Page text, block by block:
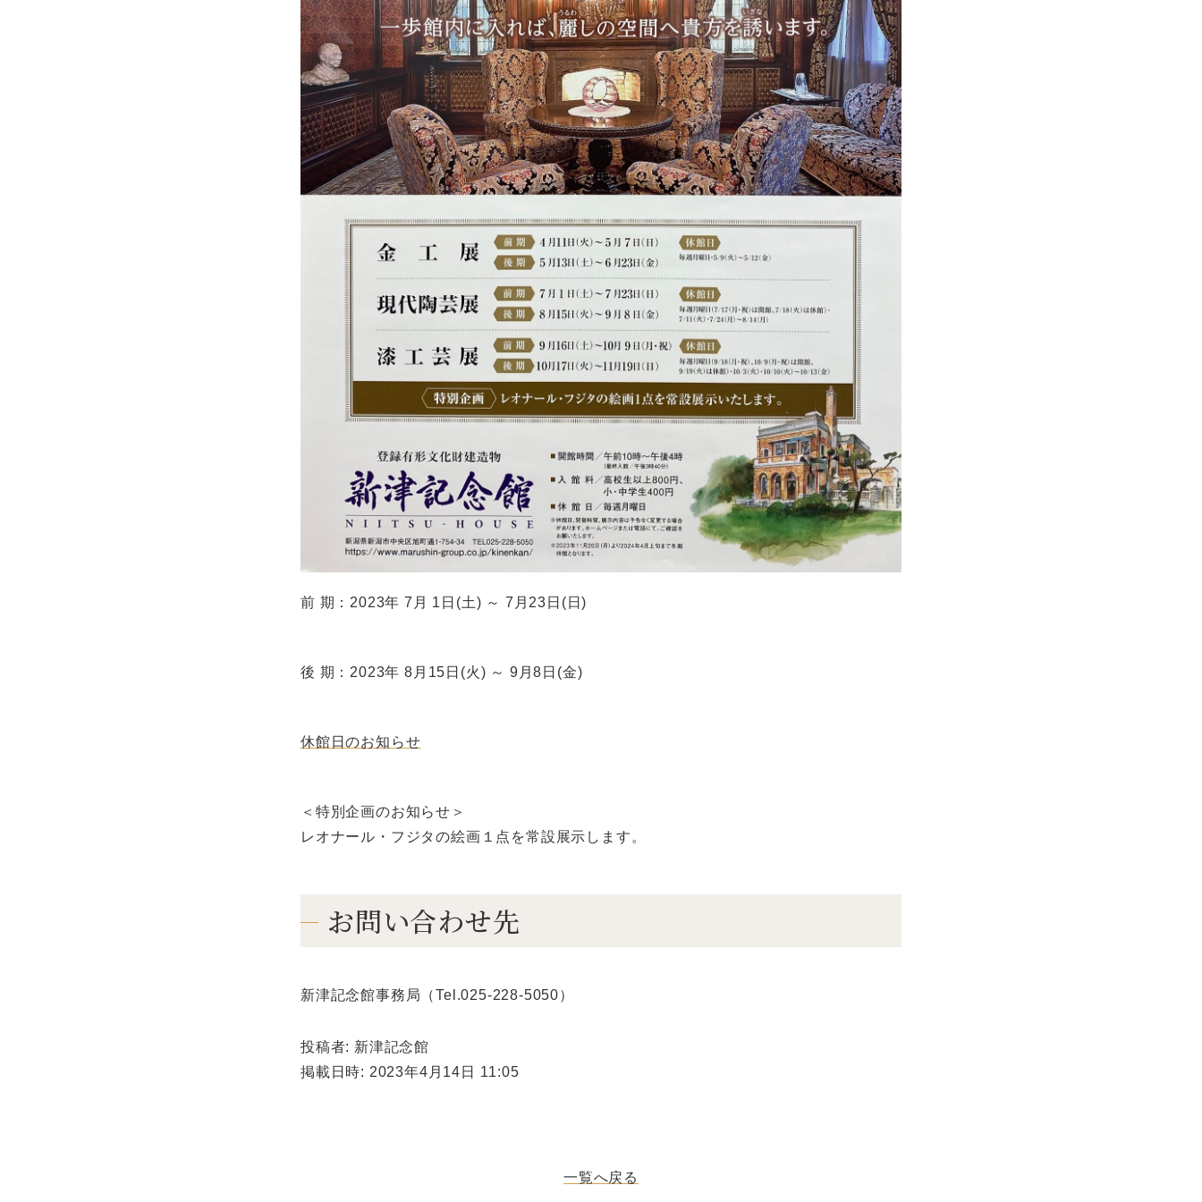
前 期：2023年 7月 1日(土) ～ 7月23日(日)
後 期：2023年 8月15日(火) ～ 9月8日(金)
休館日のお知らせ
＜特別企画のお知らせ＞
レオナール・フジタの絵画１点を常設展示します。
お問い合わせ先
新津記念館事務局（Tel.025-228-5050）
投稿者: 新津記念館
掲載日時: 2023年4月14日 11:05
一覧へ戻る